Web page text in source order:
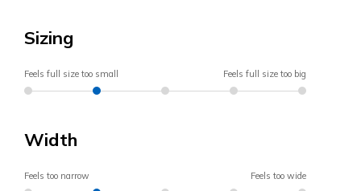
Sizing
Feels full size too small Feels full size too big
Width
Feels too narrow Feels too wide